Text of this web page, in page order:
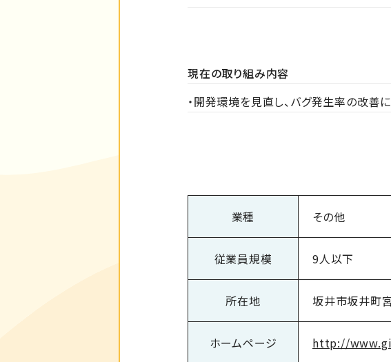
現在の取り組み内容
・開発環境を見直し、バグ発生率の改善
業種 その他
従業員規模 9人以下
所在地 坂井市坂井町宮
ホームページ http://